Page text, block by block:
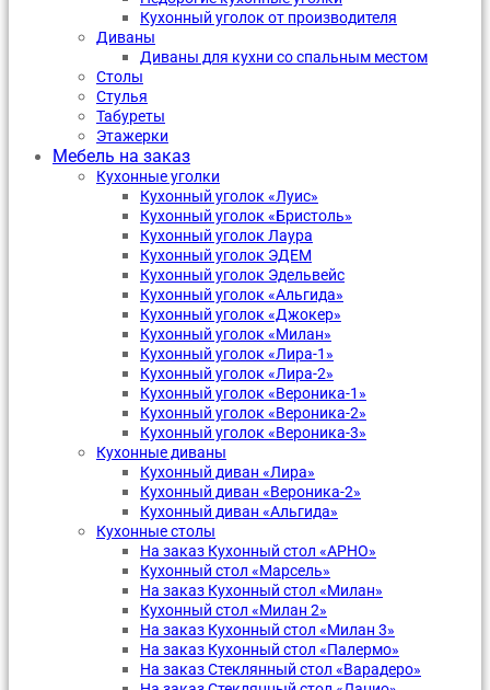
Кухонный уголок от производителя
Диваны
Диваны для кухни со спальным местом
Столы
Стулья
Табуреты
Этажерки
Мебель на заказ
Кухонные уголки
Кухонный уголок «Луис»
Кухонный уголок «Бристоль»
Кухонный уголок Лаура
Кухонный уголок ЭДЕМ
Кухонный уголок Эдельвейс
Кухонный уголок «Альгида»
Кухонный уголок «Джокер»
Кухонный уголок «Милан»
Кухонный уголок «Лира-1»
Кухонный уголок «Лира-2»
Кухонный уголок «Вероника-1»
Кухонный уголок «Вероника-2»
Кухонный уголок «Вероника-3»
Кухонные диваны
Кухонный диван «Лира»
Кухонный диван «Вероника-2»
Кухонный диван «Альгида»
Кухонные столы
На заказ Кухонный стол «АРНО»
Кухонный стол «Марсель»
На заказ Кухонный стол «Милан»
Кухонный стол «Милан 2»
На заказ Кухонный стол «Милан 3»
На заказ Кухонный стол «Палермо»
На заказ Стеклянный стол «Варадеро»